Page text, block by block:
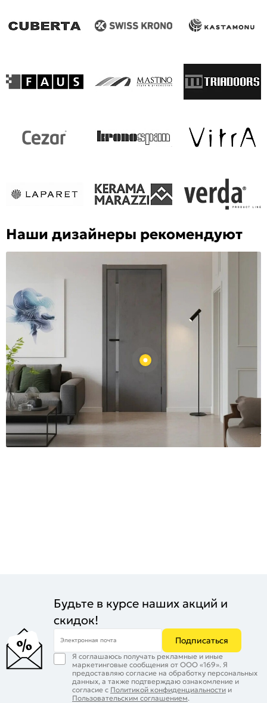
Наши дизайнеры рекомендуют
Будьте в курсе наших акций и
скидок!
Электронная почта Подписаться
Я соглашаюсь получать рекламные и иные
маркетинговые сообщения от ООО «169». Я
предоставляю согласие на обработку персональных
данных, а также подтверждаю ознакомление и
согласие с Политикой конфиденциальности и
Пользовательским соглашением.